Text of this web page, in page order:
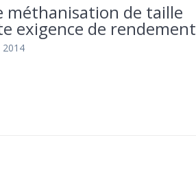
méthanisation de taille
exigence de rendement
2014